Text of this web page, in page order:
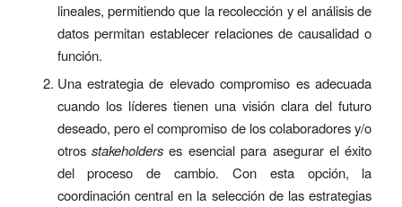
lineales, permitiendo que la recolección y el análisis de
datos permitan establecer relaciones de causalidad o
función.
Una estrategia de elevado compromiso es adecuada
cuando los líderes tienen una visión clara del futuro
deseado, pero el compromiso de los colaboradores y/o
otrosstakeholderses esencial para asegurar el éxito
del proceso de cambio. Con esta opción, la
coordinación central en la selección de las estrategias